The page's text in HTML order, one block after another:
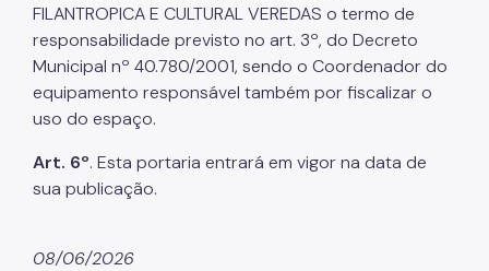
FILANTROPICA E CULTURAL VEREDAS o termo de
responsabilidade previsto no art. 3º, do Decreto
Municipal nº 40.780/2001, sendo o Coordenador do
equipamento responsável também por fiscalizar o
uso do espaço.
Art. 6º. Esta portaria entrará em vigor na data de
sua publicação.
08/06/2026